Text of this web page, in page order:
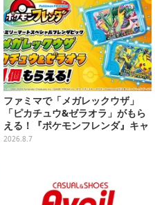
ファミマで「メガレックウザ」
「ピカチュウ&ゼラオラ」がもら
える！『ポケモンフレンダ』キャ
ンペーンが8月11日開始
2026.8.7